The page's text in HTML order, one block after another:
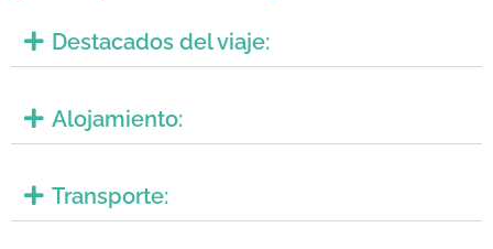
Destacados del viaje:
Alojamiento:
Transporte: